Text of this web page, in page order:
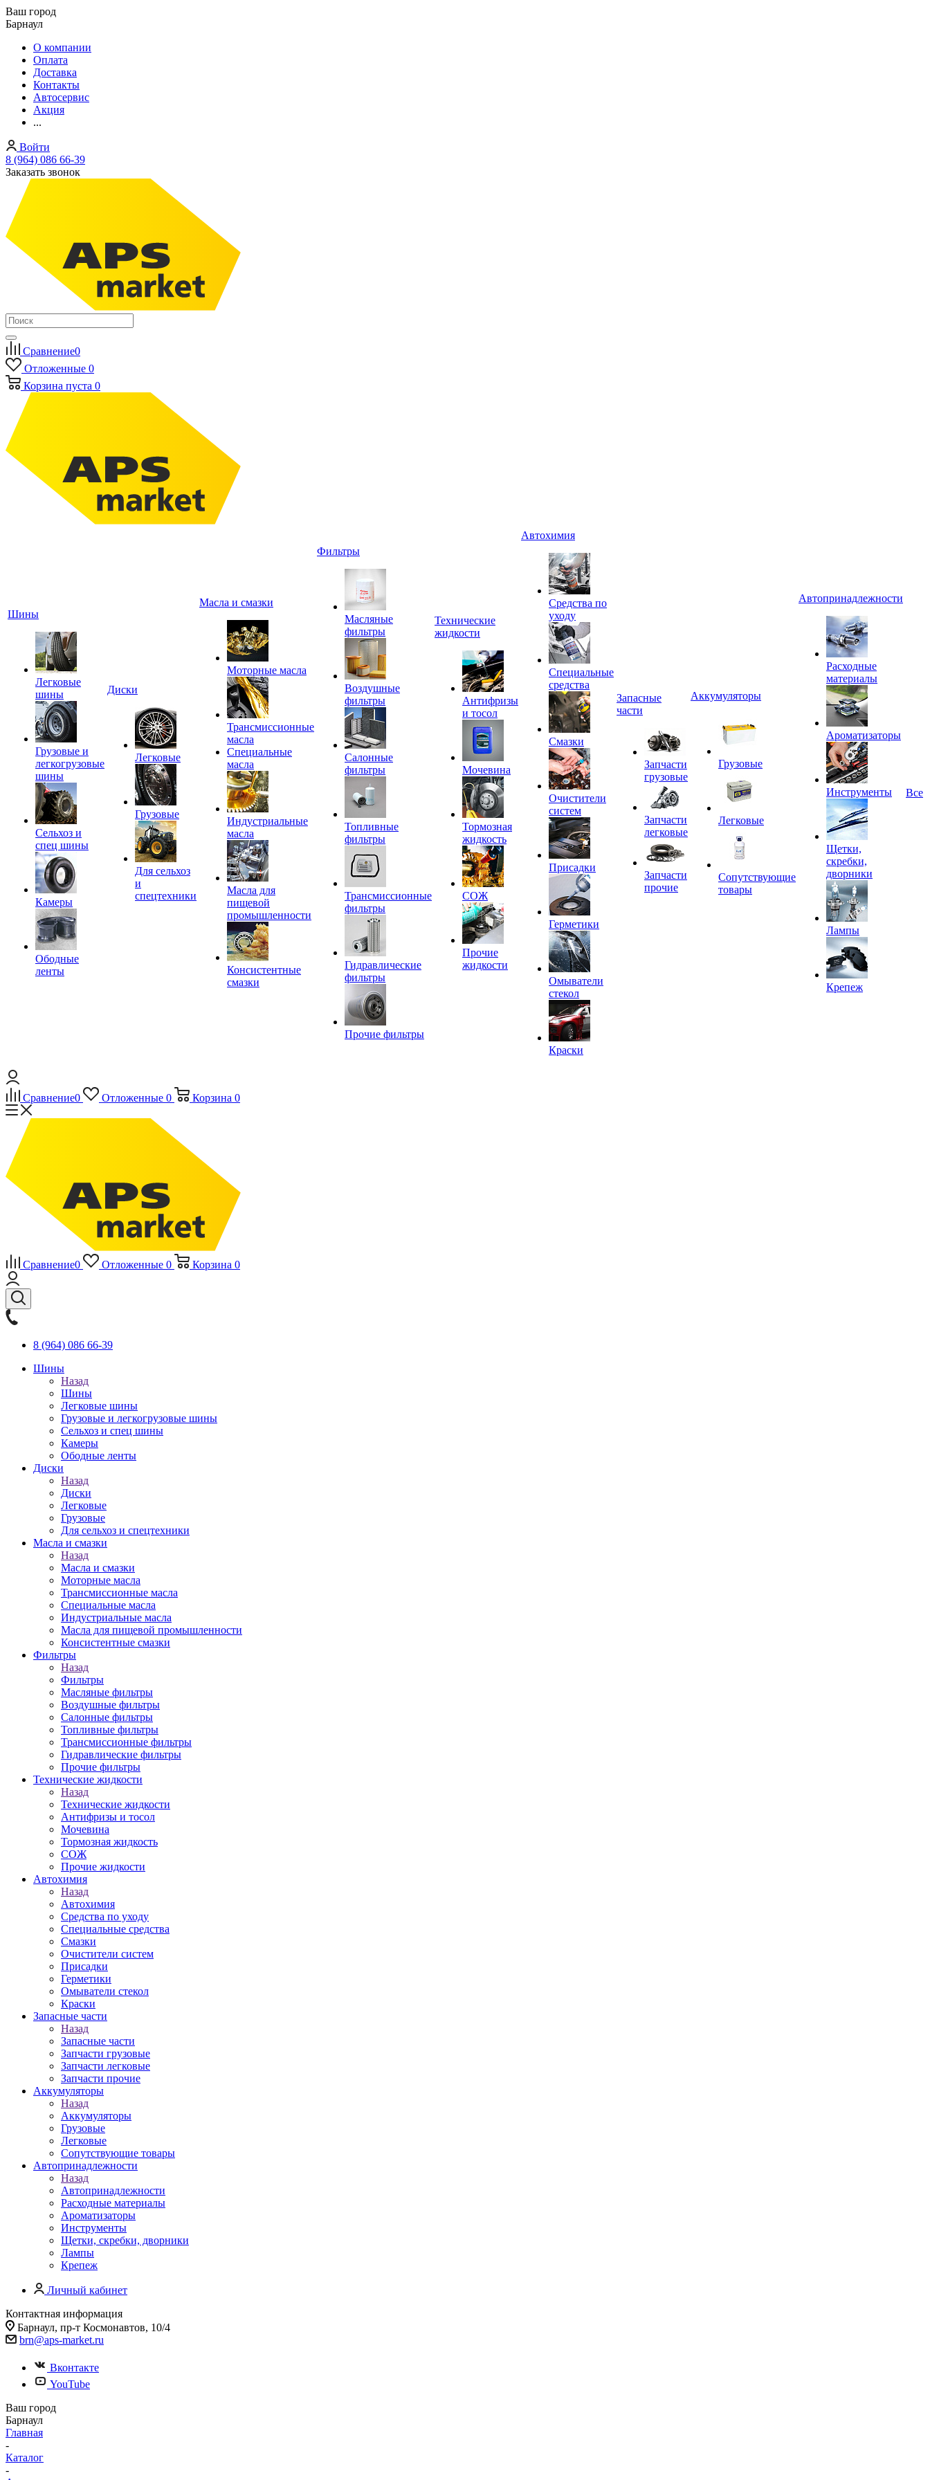
Ваш город
Барнаул
О компании
Оплата
Доставка
Контакты
Автосервис
Акция
...
Войти
8 (964) 086 66-39
Заказать звонок
Сравнение0
Отложенные 0
Корзина пуста 0
Шины
Легковые
шины
Грузовые и
легкогрузовые
шины
Сельхоз и
спец шины
Камеры
Ободные
ленты
Диски
Легковые
Грузовые
Для сельхоз
и
спецтехники
Масла и смазки
Моторные масла
Трансмиссионные
масла
Специальные
масла
Индустриальные
масла
Масла для
пищевой
промышленности
Консистентные
смазки
Фильтры
Масляные
фильтры
Воздушные
фильтры
Салонные
фильтры
Топливные
фильтры
Трансмиссионные
фильтры
Гидравлические
фильтры
Прочие фильтры
Технические
жидкости
Антифризы
и тосол
Мочевина
Тормозная
жидкость
СОЖ
Прочие
жидкости
Автохимия
Средства по
уходу
Специальные
средства
Смазки
Очистители
систем
Присадки
Герметики
Омыватели
стекол
Краски
Запасные
части
Запчасти
грузовые
Запчасти
легковые
Запчасти
прочие
Аккумуляторы
Грузовые
Легковые
Сопутствующие
товары
Автопринадлежности
Расходные
материалы
Ароматизаторы
Инструменты
Щетки,
скребки,
дворники
Лампы
Крепеж
Все
Сравнение0 Отложенные 0 Корзина 0
Сравнение0 Отложенные 0 Корзина 0
8 (964) 086 66-39
Шины
Назад
Шины
Легковые шины
Грузовые и легкогрузовые шины
Сельхоз и спец шины
Камеры
Ободные ленты
Диски
Назад
Диски
Легковые
Грузовые
Для сельхоз и спецтехники
Масла и смазки
Назад
Масла и смазки
Моторные масла
Трансмиссионные масла
Специальные масла
Индустриальные масла
Масла для пищевой промышленности
Консистентные смазки
Фильтры
Назад
Фильтры
Масляные фильтры
Воздушные фильтры
Салонные фильтры
Топливные фильтры
Трансмиссионные фильтры
Гидравлические фильтры
Прочие фильтры
Технические жидкости
Назад
Технические жидкости
Антифризы и тосол
Мочевина
Тормозная жидкость
СОЖ
Прочие жидкости
Автохимия
Назад
Автохимия
Средства по уходу
Специальные средства
Смазки
Очистители систем
Присадки
Герметики
Омыватели стекол
Краски
Запасные части
Назад
Запасные части
Запчасти грузовые
Запчасти легковые
Запчасти прочие
Аккумуляторы
Назад
Аккумуляторы
Грузовые
Легковые
Сопутствующие товары
Автопринадлежности
Назад
Автопринадлежности
Расходные материалы
Ароматизаторы
Инструменты
Щетки, скребки, дворники
Лампы
Крепеж
Личный кабинет
Контактная информация
Барнаул, пр-т Космонавтов, 10/4
brn@aps-market.ru
Вконтакте
YouTube
Ваш город
Барнаул
Главная
-
Каталог
-